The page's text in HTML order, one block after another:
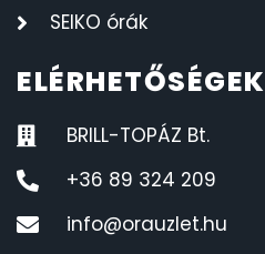
SEIKO órák
ELÉRHETŐSÉGEK
BRILL-TOPÁZ Bt.
+36 89 324 209
info@orauzlet.hu